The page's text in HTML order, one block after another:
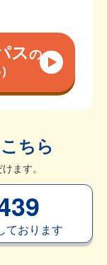
スの
ちら
ます。
ております